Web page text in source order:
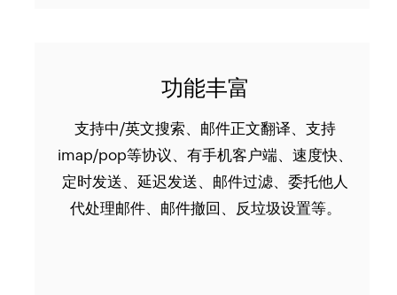
功能丰富
支持中/英文搜索、邮件正文翻译、支持
imap/pop等协议、有手机客户端、速度快、
定时发送、延迟发送、邮件过滤、委托他人
代处理邮件、邮件撤回、反垃圾设置等。